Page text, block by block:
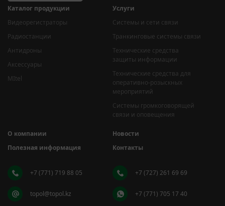
Каталог продукции
Видеорегистраторы
Радиостанции
Антидроны
Аксессуары
MItel
Услуги
Системы и сети связи
Транкинговые системы связи
Технические средства
защиты информации
Технические средства для
оперативно-розыскных
мероприятий
Системы громкоговорящей
связи и оповещения
О компании
Новости
Полезная информация
Контакты
+7 (771) 719 88 05 +7 (727) 261 69 69
topol@topol.kz +7 (771) 705 17 40